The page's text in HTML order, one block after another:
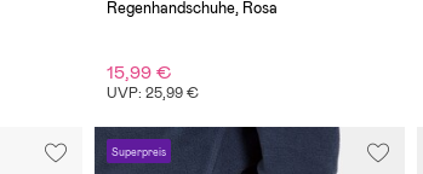
Regenhandschuhe, Rosa
15,99 €
UVP: 25,99 €
Superpreis